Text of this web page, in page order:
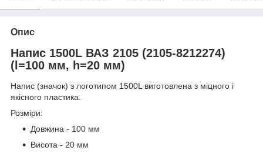
Опис
Напис 1500L ВАЗ 2105 (2105-8212274)
(l=100 мм, h=20 мм)
Напис (значок) з логотипом 1500L виготовлена з міцного і
якісного пластика.
Розміри:
Довжина - 100 мм
Висота - 20 мм